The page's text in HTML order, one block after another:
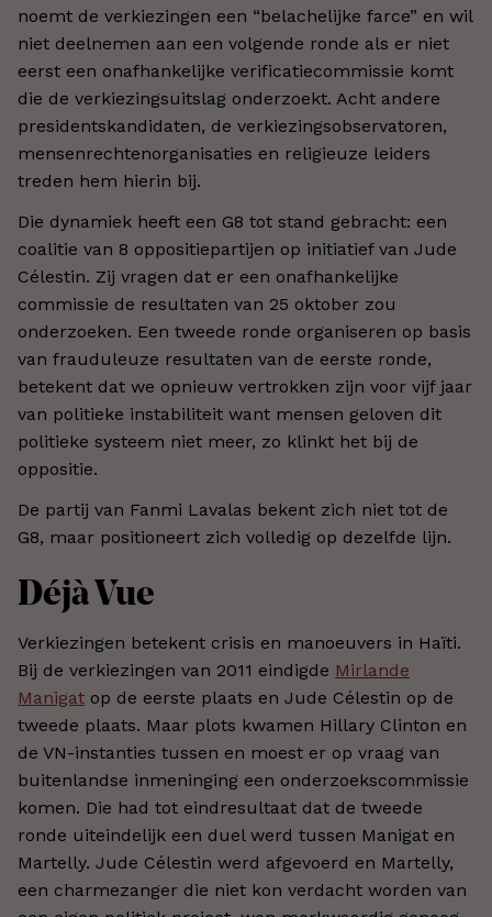
noemt de verkiezingen een “belachelijke farce” en wil
niet deelnemen aan een volgende ronde als er niet
eerst een onafhankelijke verificatiecommissie komt
die de verkiezingsuitslag onderzoekt. Acht andere
presidentskandidaten, de verkiezingsobservatoren,
mensenrechtenorganisaties en religieuze leiders
treden hem hierin bij.
Die dynamiek heeft een G8 tot stand gebracht: een
coalitie van 8 oppositiepartijen op initiatief van Jude
Célestin. Zij vragen dat er een onafhankelijke
commissie de resultaten van 25 oktober zou
onderzoeken. Een tweede ronde organiseren op basis
van frauduleuze resultaten van de eerste ronde,
betekent dat we opnieuw vertrokken zijn voor vijf jaar
van politieke instabiliteit want mensen geloven dit
politieke systeem niet meer, zo klinkt het bij de
oppositie.
De partij van Fanmi Lavalas bekent zich niet tot de
G8, maar positioneert zich volledig op dezelfde lijn.
Déjà Vue
Verkiezingen betekent crisis en manoeuvers in Haïti.
Bij de verkiezingen van 2011 eindigde Mirlande
Manigat op de eerste plaats en Jude Célestin op de
tweede plaats. Maar plots kwamen Hillary Clinton en
de VN-instanties tussen en moest er op vraag van
buitenlandse inmeninging een onderzoekscommissie
komen. Die had tot eindresultaat dat de tweede
ronde uiteindelijk een duel werd tussen Manigat en
Martelly. Jude Célestin werd afgevoerd en Martelly,
een charmezanger die niet kon verdacht worden van